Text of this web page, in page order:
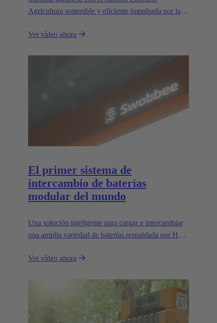
Agricultura sostenible y eficiente impulsada por las
Ver vídeo ahora
El primer sistema de
intercambio de baterías
modular del mundo
Una solución inteligente para cargar e intercambiar
una amplia variedad de baterías respaldada por Han-
modulares.
Ver vídeo ahora